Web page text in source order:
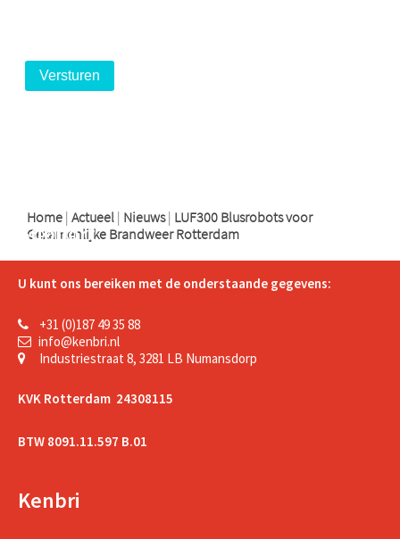
Home | Actueel | Nieuws | LUF300 Blusrobots voor
Gezamenlijke Brandweer Rotterdam
Support
U kunt ons bereiken met de onderstaande gegevens:
+31 (0)187 49 35 88
info@kenbri.nl
Industriestraat 8, 3281 LB Numansdorp
KVK Rotterdam 24308115
BTW 8091.11.597 B.01
Kenbri